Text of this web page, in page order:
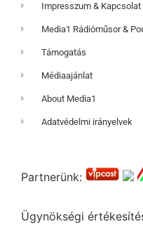
Impresszum & Kapcsolat
Media1 Rádióműsor &
Támogatás
Médiaajánlat
About Media1
Adatvédelmi irányelvek
Partnerünk:
Ügynökségi